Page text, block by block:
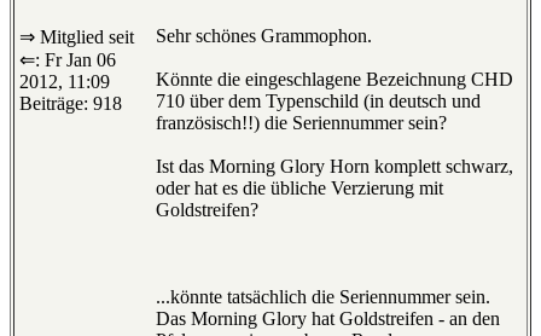
⇒ Mitglied seit
⇐: Fr Jan 06
2012, 11:09
Beiträge: 918
Sehr schönes Grammophon.
Könnte die eingeschlagene Bezeichnung CHD
710 über dem Typenschild (in deutsch und
französisch!!) die Seriennummer sein?
Ist das Morning Glory Horn komplett schwarz,
oder hat es die übliche Verzierung mit
Goldstreifen?
...könnte tatsächlich die Seriennummer sein.
Das Morning Glory hat Goldstreifen - an den